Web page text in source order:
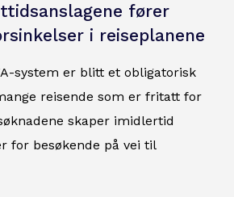
fører
i reiseplanene
system er blitt et obligatorisk
reisende som er fritatt for
skaper imidlertid
for besøkende på vei til